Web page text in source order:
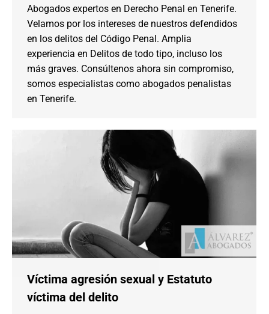
Abogados expertos en Derecho Penal en Tenerife.
Velamos por los intereses de nuestros defendidos
en los delitos del Código Penal. Amplia
experiencia en Delitos de todo tipo, incluso los
más graves. Consúltenos ahora sin compromiso,
somos especialistas como abogados penalistas
en Tenerife.
Víctima agresión sexual y Estatuto
víctima del delito